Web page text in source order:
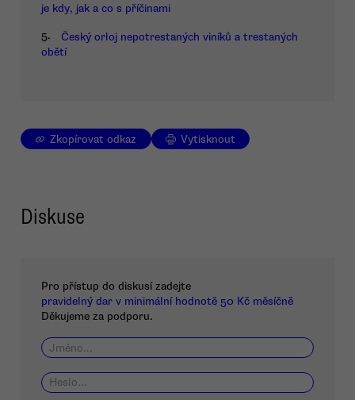
je kdy, jak a co s příčinami
5.
Český orloj nepotrestaných viníků a trestaných
obětí
Zkopírovat odkaz Vytisknout
Diskuse
Pro přístup do diskusí zadejte
pravidelný dar v minimální hodnotě 50 Kč měsíčně
Děkujeme za podporu.